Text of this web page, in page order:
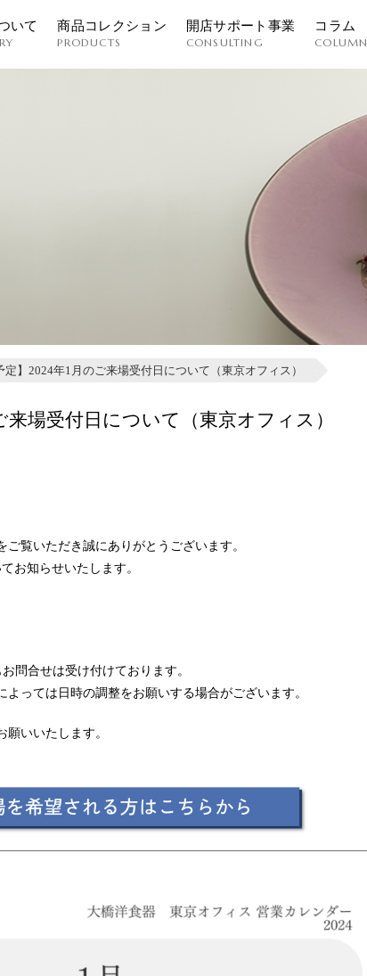
いて 商品コレクション
PRODUCTS
開店サポート事業
CONSULTING
コラム
COLUMN
定】2024年1月のご来場受付日について（東京オフィス）
来場受付日について（東京オフィス）
覧いただき誠にありがとうございます。
お知らせいたします。
問合せは受け付けております。
っては日時の調整をお願いする場合がございます。
いいたします。